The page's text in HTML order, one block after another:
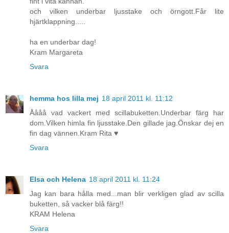
och vilken underbar ljusstake och örngott.Får lite
hjärtklappning.....
ha en underbar dag!
Kram Margareta
Svara
hemma hos lilla mej 18 april 2011 kl. 11:12
Åååå vad vackert med scillabuketten.Underbar färg har
dom.Vilken himla fin ljusstake.Den gillade jag.Önskar dej en
fin dag vännen.Kram Rita ♥
Svara
Elsa och Helena 18 april 2011 kl. 11:24
Jag kan bara hålla med...man blir verkligen glad av scilla
buketten, så vacker blå färg!!
KRAM Helena
Svara